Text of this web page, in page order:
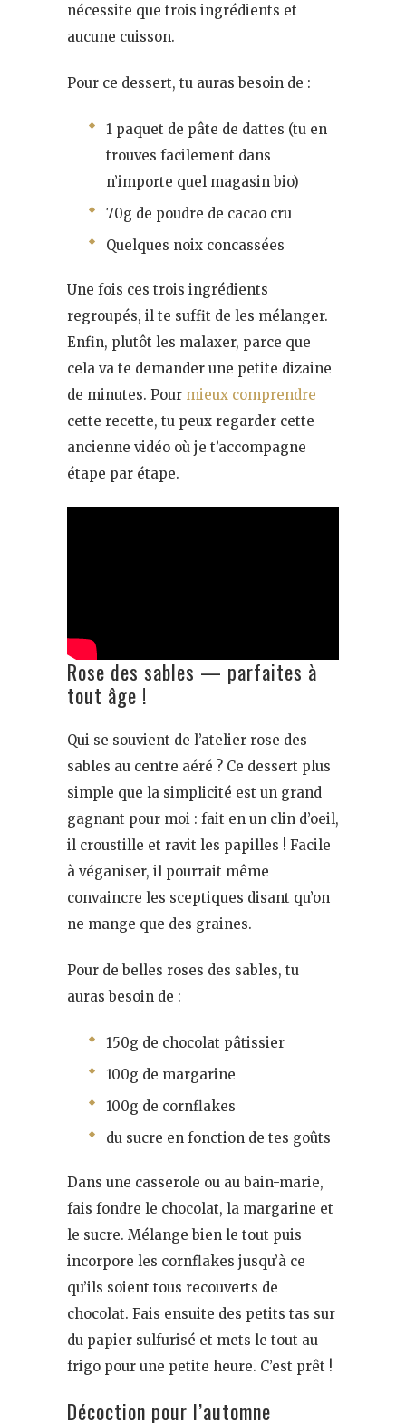
nécessite que trois ingrédients et
aucune cuisson.
Pour ce dessert, tu auras besoin de :
1 paquet de pâte de dattes (tu en
trouves facilement dans
n’importe quel magasin bio)
70g de poudre de cacao cru
Quelques noix concassées
Une fois ces trois ingrédients
regroupés, il te suffit de les mélanger.
Enfin, plutôt les malaxer, parce que
cela va te demander une petite dizaine
de minutes. Pour mieux comprendre
cette recette, tu peux regarder cette
ancienne vidéo où je t’accompagne
étape par étape.
Rose des sables — parfaites à
tout âge !
Qui se souvient de l’atelier rose des
sables au centre aéré ? Ce dessert plus
simple que la simplicité est un grand
gagnant pour moi : fait en un clin d’oeil,
il croustille et ravit les papilles ! Facile
à véganiser, il pourrait même
convaincre les sceptiques disant qu’on
ne mange que des graines.
Pour de belles roses des sables, tu
auras besoin de :
150g de chocolat pâtissier
100g de margarine
100g de cornflakes
du sucre en fonction de tes goûts
Dans une casserole ou au bain-marie,
fais fondre le chocolat, la margarine et
le sucre. Mélange bien le tout puis
incorpore les cornflakes jusqu’à ce
qu’ils soient tous recouverts de
chocolat. Fais ensuite des petits tas sur
du papier sulfurisé et mets le tout au
frigo pour une petite heure. C’est prêt !
Décoction pour l’automne